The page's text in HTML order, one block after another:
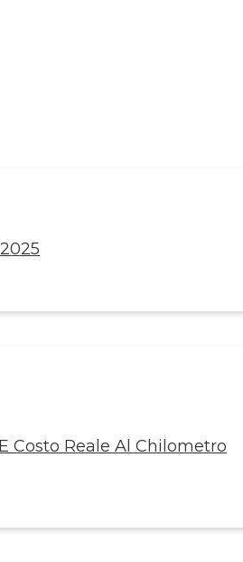
Costo Reale Al Chilometro